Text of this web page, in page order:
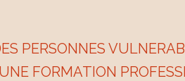
PERSONNES
FORMATION